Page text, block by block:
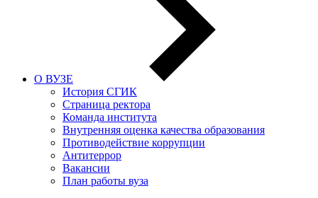
О ВУЗЕ
История СГИК
Страница ректора
Команда института
Внутренняя оценка качества образования
Противодействие коррупции
Антитеррор
Вакансии
План работы вуза